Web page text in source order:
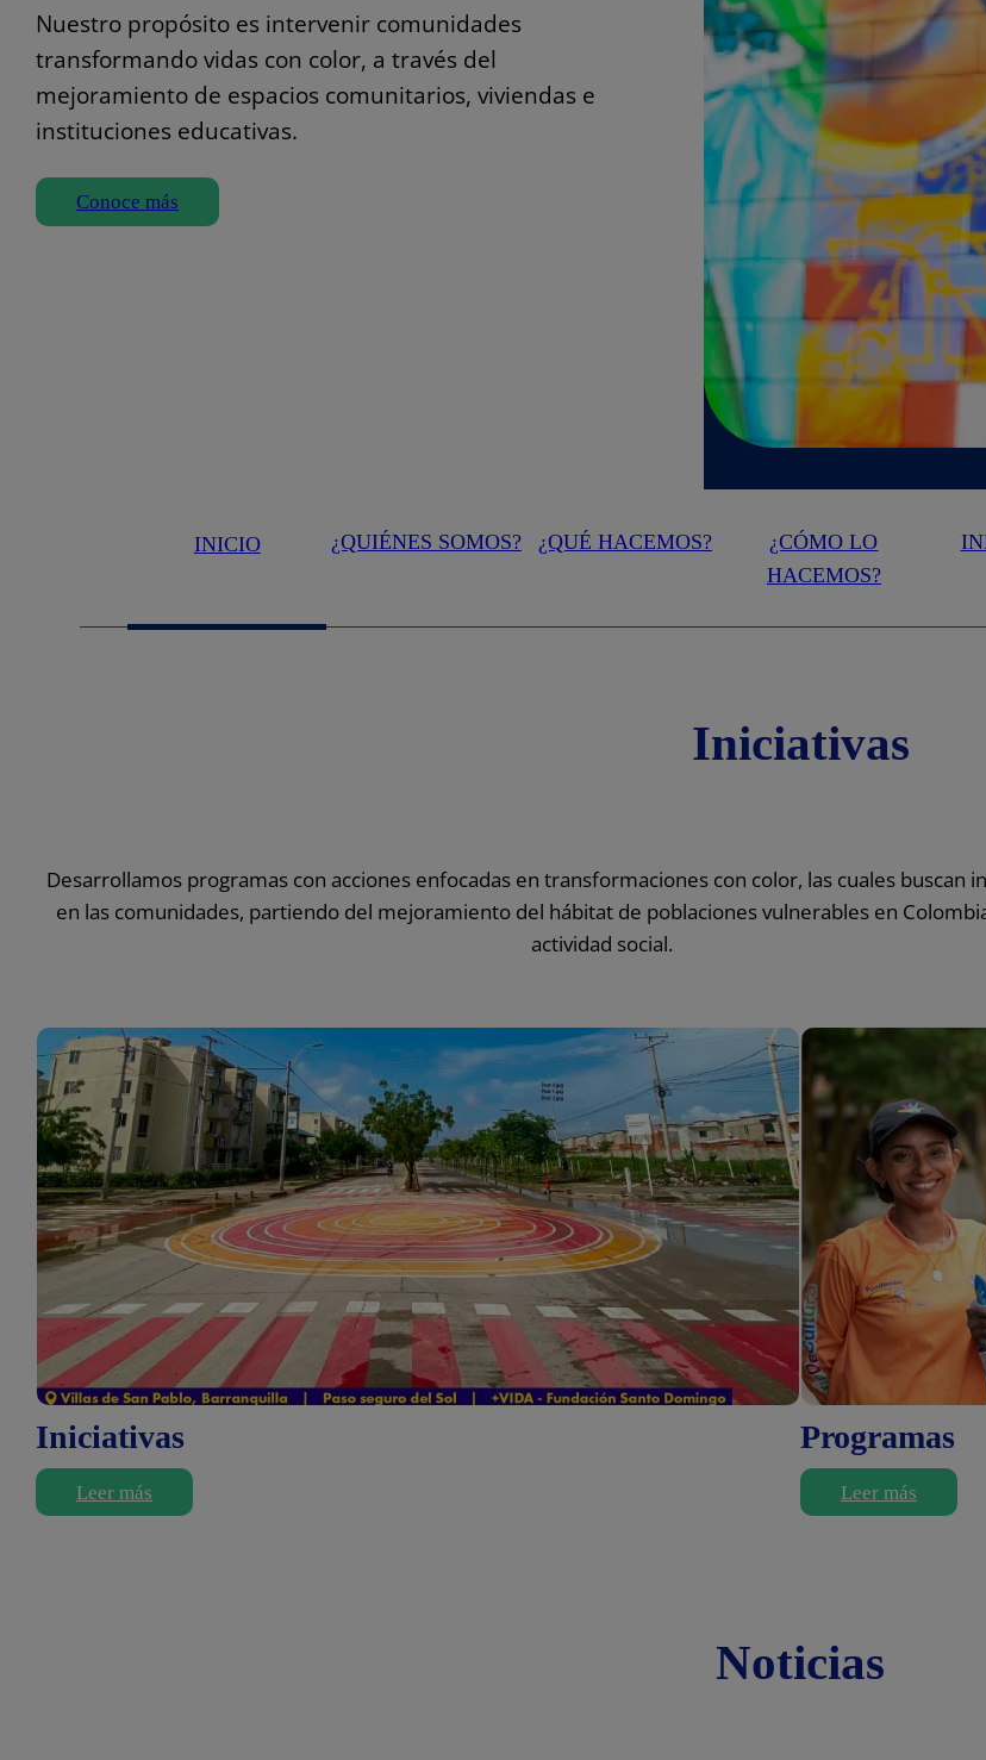
Nuestro propósito es intervenir comunidades
transformando vidas con color, a través del
mejoramiento de espacios comunitarios, viviendas e
instituciones educativas.
Conoce más
INICIO ¿QUIÉNES SOMOS? ¿QUÉ HACEMOS?
¿CÓMO LO
HACEMOS?
Iniciativas
Desarrollamos programas con acciones enfocadas en transformaciones con color, las cuales buscan
en las comunidades, partiendo del mejoramiento del hábitat de poblaciones vulnerables en
actividad social.
Iniciativas
Leer más
Programas
Leer más
Noticias